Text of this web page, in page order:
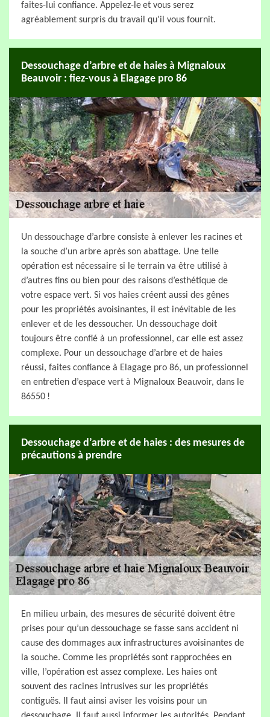
faites-lui confiance. Appelez-le et vous serez
agréablement surpris du travail qu'il vous fournit.
Dessouchage d’arbre et de haies à Mignaloux
Beauvoir : fiez-vous à Elagage pro 86
Un dessouchage d’arbre consiste à enlever les racines et
la souche d’un arbre après son abattage. Une telle
opération est nécessaire si le terrain va être utilisé à
d’autres fins ou bien pour des raisons d’esthétique de
votre espace vert. Si vos haies créent aussi des gênes
pour les propriétés avoisinantes, il est inévitable de les
enlever et de les dessoucher. Un dessouchage doit
toujours être confié à un professionnel, car elle est assez
complexe. Pour un dessouchage d’arbre et de haies
réussi, faites confiance à Elagage pro 86, un professionnel
en entretien d’espace vert à Mignaloux Beauvoir, dans le
86550 !
Dessouchage d’arbre et de haies : des mesures de
précautions à prendre
En milieu urbain, des mesures de sécurité doivent être
prises pour qu’un dessouchage se fasse sans accident ni
cause des dommages aux infrastructures avoisinantes de
la souche. Comme les propriétés sont rapprochées en
ville, l’opération est assez complexe. Les haies ont
souvent des racines intrusives sur les propriétés
contiguës. Il faut ainsi aviser les voisins pour un